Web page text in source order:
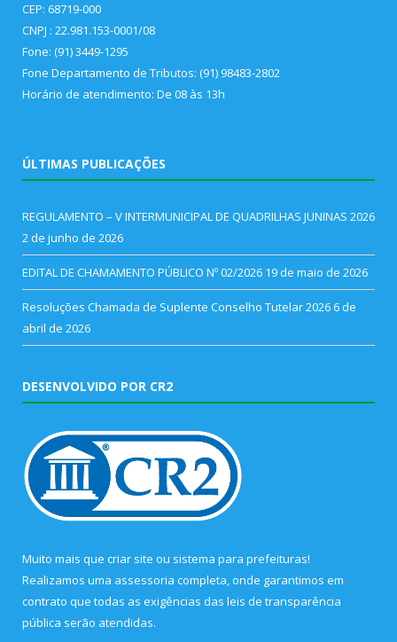
CEP: 68719-000
CNPJ : 22.981.153-0001/08
Fone: (91) 3449-1295
Fone Departamento de Tributos: (91) 98483-2802
Horário de atendimento: De 08 às 13h
ÚLTIMAS PUBLICAÇÕES
REGULAMENTO – V INTERMUNICIPAL DE QUADRILHAS JUNINAS 2026
2 de junho de 2026
EDITAL DE CHAMAMENTO PÚBLICO Nº 02/2026 19 de maio de 2026
Resoluções Chamada de Suplente Conselho Tutelar 2026 6 de
abril de 2026
DESENVOLVIDO POR CR2
Muito mais que criar site ou sistema para prefeituras!
Realizamos uma assessoria completa, onde garantimos em
contrato que todas as exigências das leis de transparência
pública serão atendidas.